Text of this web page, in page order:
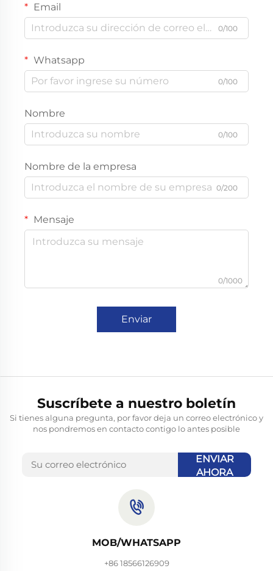
Email
0/100
Whatsapp
0/100
Nombre
0/100
Nombre de la empresa
0/200
Mensaje
0/1000
Enviar
Suscríbete a nuestro boletín
Si tienes alguna pregunta, por favor deja un correo electrónico y
nos pondremos en contacto contigo lo antes posible
ENVIAR
AHORA
MOB/WHATSAPP
+86 18566126909